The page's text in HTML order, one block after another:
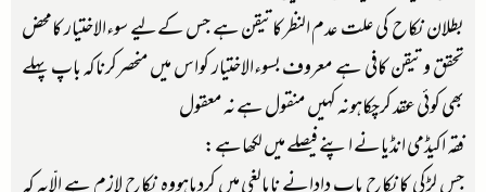
بطلان نکاح کی علت عدم النظرکاتیقن ہے جس کےلیے سوءالاختیار کامحض
تحقق و تیقن کافی ہے معروف بسوءالاختیار کواس میں منحصرکرناکہ باپ پہلے
بھی کوئی عقد کرچکاہونہ کہیں منقول ہے نہ معقول
فقہ اکیڈمی انڈیانے اپنے فیصلے میں لکھاہے: